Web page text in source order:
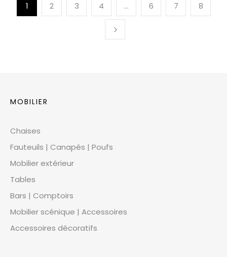
1 2 3 4 … 6 7 8
MOBILIER
Chaises
Fauteuils | Canapés | Poufs
Mobilier extérieur
Tables
Bars | Comptoirs
Mobilier scénique | Accessoires
Accessoires décoratifs